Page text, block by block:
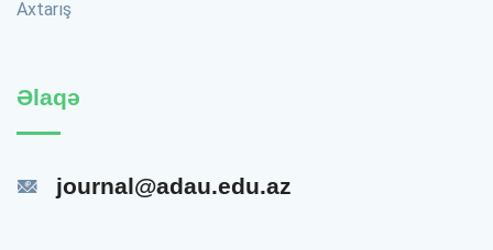
Axtarış
Əlaqə
journal@adau.edu.az